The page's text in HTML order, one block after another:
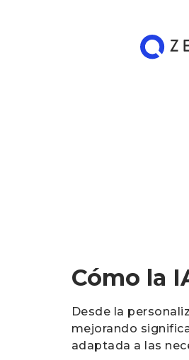
Cómo la
Desde la
mejorando
adaptada a las